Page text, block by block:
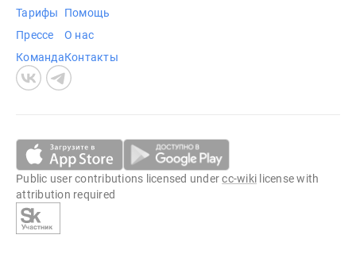
Тарифы
Прессе
Команда
Помощь
О нас
Контакты
Public user contributions licensed undercc-wiki license with
attribution required